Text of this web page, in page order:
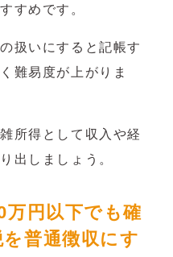
すめです。
扱いにすると記帳す
難易度が上がりま
所得として収入や経
出しましょう。
万円以下でも確
普通徴収にす